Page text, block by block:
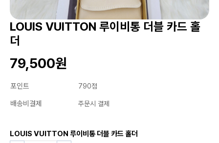
LOUIS VUITTON 루이비통 더블 카드 홀
더
79,500원
포인트 790점
배송비결제 주문시 결제
LOUIS VUITTON 루이비통 더블 카드 홀더